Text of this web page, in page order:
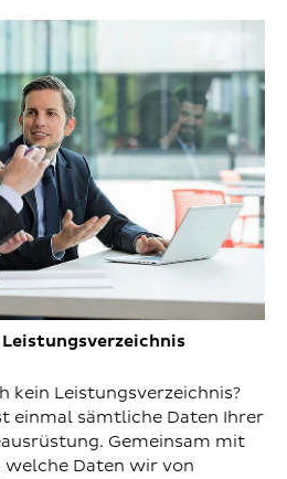
kein Leistungsverzeichnis?
einmal sämtliche Daten Ihrer
Gemeinsam mit
Daten wir von